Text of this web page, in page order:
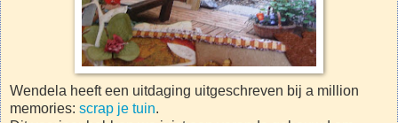
Wendela heeft een uitdaging uitgeschreven bij a million
memories: scrap je tuin.